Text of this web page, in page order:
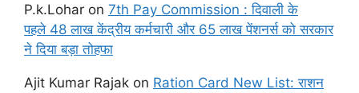
P.k.Lohar on 7th Pay Commission : दिवाली के
पहले 48 लाख केंद्रीय कर्मचारी और 65 लाख पेंशनर्स को सरकार
ने दिया बड़ा तोहफा
Ajit Kumar Rajak on Ration Card New List: राशन